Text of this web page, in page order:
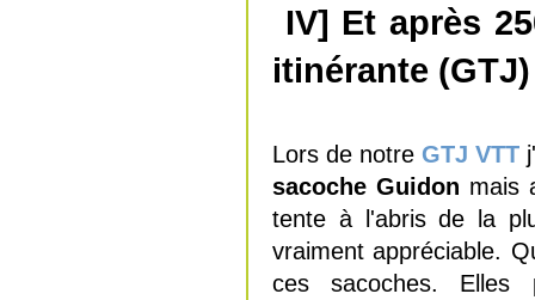
IV] Et après
itinérante
Lors de notre GTJ VTT
sacoche Guidon mais
tente à l'abris de la
vraiment appréciable.
ces sacoches. Elles